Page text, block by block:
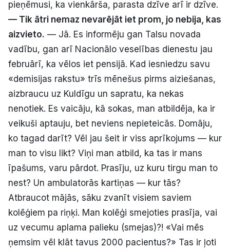
pieņēmusi, ka vienkārša, parasta dzīve arī ir dzīve.
— Tik ātri nemaz nevarējāt iet prom, jo nebija, kas
aizvieto. — Jā. Es informēju gan Talsu novada
vadību, gan arī Nacionālo veselības dienestu jau
februārī, ka vēlos iet pensijā. Kad iesniedzu savu
«demisijas rakstu» trīs mēnešus pirms aiziešanas,
aizbraucu uz Kuldīgu un sapratu, ka nekas
nenotiek. Es vaicāju, kā sokas, man atbildēja, ka ir
veikuši aptauju, bet neviens nepieteicās. Domāju,
ko tagad darīt? Vēl jau šeit ir viss aprīkojums — kur
man to visu likt? Viņi man atbild, ka tas ir mans
īpašums, varu pārdot. Prasīju, uz kuru tirgu man to
nest? Un ambulatorās kartiņas — kur tās?
Atbraucot mājās, sāku zvanīt visiem saviem
kolēģiem pa riņķi. Man kolēģi smejoties prasīja, vai
uz vecumu aplama palieku (smejas)?! «Vai mēs
ņemsim vēl klāt tavus 2000 pacientus?» Tas ir ļoti